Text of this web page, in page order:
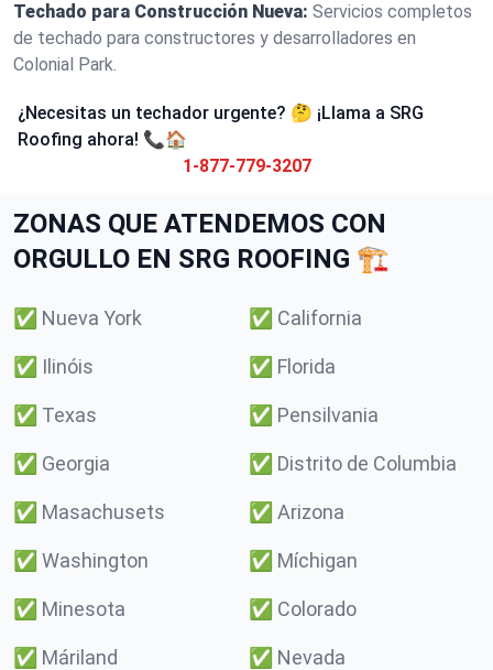
Techado para Construcción Nueva: Servicios completos
de techado para constructores y desarrolladores en
Colonial Park.
¿Necesitas un techador urgente? 🤔 ¡Llama a SRG
Roofing ahora! 📞🏠
1-877-779-3207
ZONAS QUE ATENDEMOS CON
ORGULLO EN SRG ROOFING 🏗️
✅ Nueva York ✅ California
✅ Ilinóis ✅ Florida
✅ Texas ✅ Pensilvania
✅ Georgia ✅ Distrito de Columbia
✅ Masachusets ✅ Arizona
✅ Washington ✅ Míchigan
✅ Minesota ✅ Colorado
✅ Máriland ✅ Nevada